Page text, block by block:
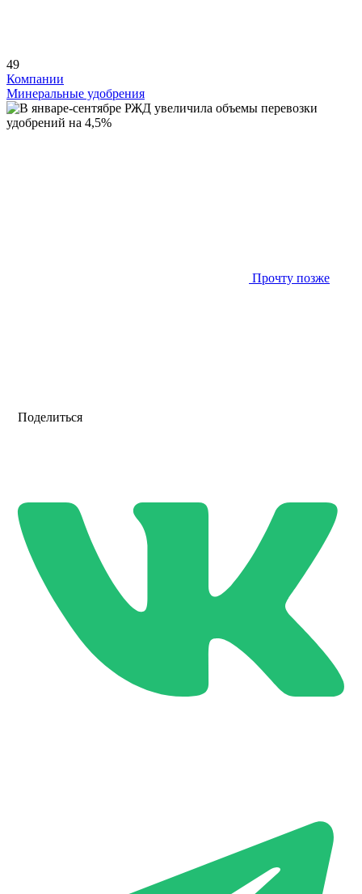
49
Компании
Минеральные удобрения
Прочту позже
Поделиться